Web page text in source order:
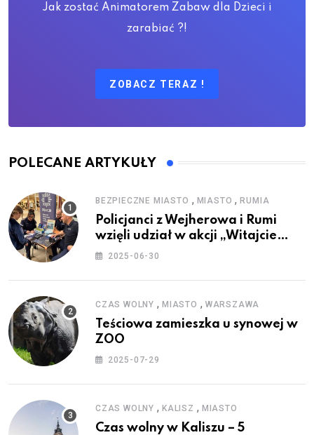
Jak zostać Animatorem Zabaw dla Dzieci i
zarabiać ?!
ZOBACZ TERAZ !
POLECANE ARTYKUŁY
BEZPIECZNE MIASTO , MIASTO ,RUMIA
Policjanci z Wejherowa i Rumi
wzięli udział w akcji „Witajcie
Wakacje”
2025-06-30
CZAS WOLNY , MIASTO , WARSZAWA
Teściowa zamieszka u synowej w
ZOO
2025-07-29
CZAS WOLNY , KALISZ , MIASTO
Czas wolny w Kaliszu – 5